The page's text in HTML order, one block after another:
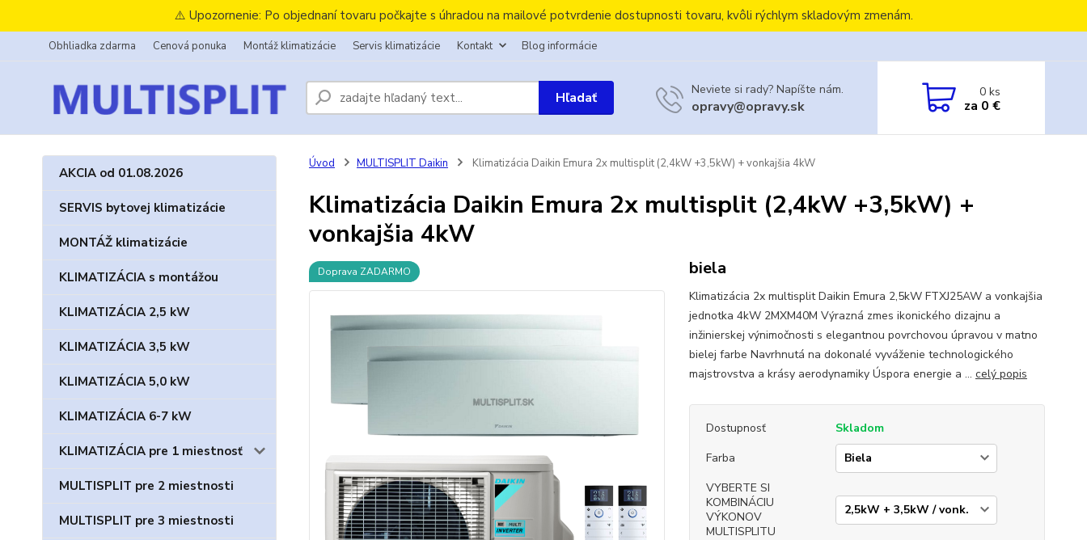
⚠️ Upozornenie: Po objednaní tovaru počkajte s úhradou na mailové potvrdenie dostupnosti tovaru, kvôli rýchlym skladovým zmenám.
Obhliadka zdarma Cenová ponuka Montáž klimatizácie Servis klimatizácie Kontakt Blog informácie
Hľadať Neviete si rady? Napíšte nám.
opravy@opravy.sk
0ks
za 0 €
AKCIA od 01.08.2026
SERVIS bytovej klimatizácie
MONTÁŽ klimatizácie
KLIMATIZÁCIA s montážou
KLIMATIZÁCIA 2,5 kW
KLIMATIZÁCIA 3,5 kW
KLIMATIZÁCIA 5,0 kW
KLIMATIZÁCIA 6-7 kW
KLIMATIZÁCIA pre 1 miestnosť
MULTISPLIT pre 2 miestnosti
MULTISPLIT pre 3 miestnosti
Úvod MULTISPLIT Daikin Klimatizácia Daikin Emura 2x multisplit (2,4kW +3,5kW) + vonkajšia 4kW
Klimatizácia Daikin Emura 2x multisplit (2,4kW +3,5kW) +
vonkajšia 4kW
Doprava ZADARMO biela
Klimatizácia 2x multisplit Daikin Emura 2,5kW FTXJ25AW a vonkajšia
jednotka 4kW 2MXM40M Výrazná zmes ikonického dizajnu a
inžinierskej výnimočnosti s elegantnou povrchovou úpravou v matno
bielej farbe Navrhnutá na dokonalé vyváženie technologického
majstrovstva a krásy aerodynamiky Úspora energie a ... celý popis
Dostupnosť
Skladom
Farba
VYBERTE SI
KOMBINÁCIU
VÝKONOV
MULTISPLITU